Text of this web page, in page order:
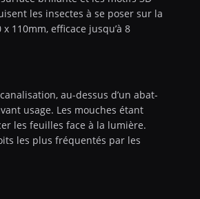
les insectes à se poser sur la
110mm, efficace jusqu’à 8
au-dessus d’un abat-
usage. Les mouches étant
les feuilles face à la lumière.
les plus fréquentés par les